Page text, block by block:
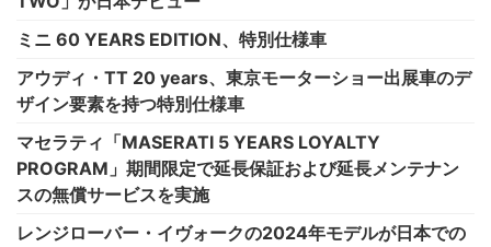
ミニ 60 YEARS EDITION、特別仕様車
アウディ・TT 20 years、東京モーターショー出展車のデ
ザイン要素を持つ特別仕様車
マセラティ「MASERATI 5 YEARS LOYALTY
PROGRAM」期間限定で延長保証および延長メンテナン
スの無償サービスを実施
レンジローバー・イヴォークの2024年モデルが日本での